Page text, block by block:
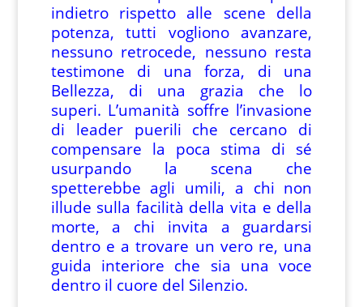
indietro rispetto alle scene della
potenza, tutti vogliono avanzare,
nessuno retrocede, nessuno resta
testimone di una forza, di una
Bellezza, di una grazia che lo
superi. L’umanità soffre l’invasione
di leader puerili che cercano di
compensare la poca stima di sé
usurpando la scena che
spetterebbe agli umili, a chi non
illude sulla facilità della vita e della
morte, a chi invita a guardarsi
dentro e a trovare un vero re, una
guida interiore che sia una voce
dentro il cuore del Silenzio.